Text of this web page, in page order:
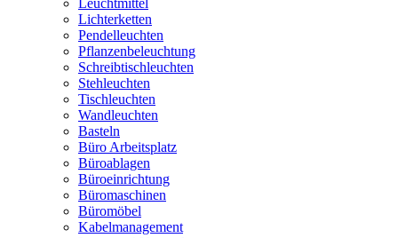
Leuchtmittel
Lichterketten
Pendelleuchten
Pflanzenbeleuchtung
Schreibtischleuchten
Stehleuchten
Tischleuchten
Wandleuchten
Basteln
Büro Arbeitsplatz
Büroablagen
Büroeinrichtung
Büromaschinen
Büromöbel
Kabelmanagement